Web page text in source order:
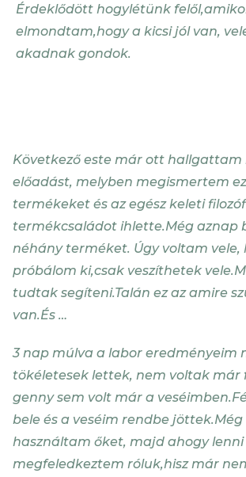
Érdeklődött hogylétünk
elmondtam,hogy a kicsi jól van,
akadnak gondok.
Következő este már ott hallgattam
előadást, melyben megismertem
termékeket és az egész keleti
termékcsaládot ihlette.Még aznap
néhány terméket. Úgy voltam vele,
próbálom ki,csak veszíthetek
tudtak segíteni.Talán ez az amire
van.És …
3 nap múlva a labor eredményeim
tökéletesek lettek, nem voltak már
genny sem volt már a
bele és a veséim rendbe
használtam őket, majd ahogy lenni
megfeledkeztem róluk,hisz már